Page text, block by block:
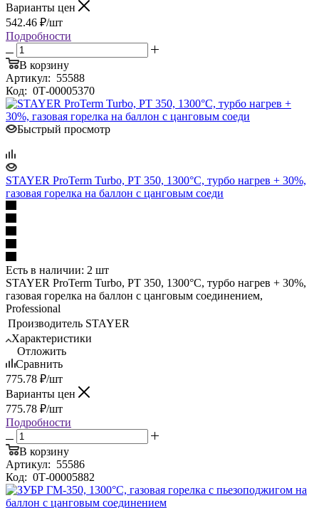
Варианты цен
542.46 ₽/шт
Подробности
В корзину
Артикул: 55588
Код: 0Т-00005370
Быстрый просмотр
STAYER ProTerm Turbo, PT 350, 1300°C, турбо нагрев + 30%,
газовая горелка на баллон с цанговым соеди
Есть в наличии: 2 шт
STAYER ProTerm Turbo, PT 350, 1300°C, турбо нагрев + 30%,
газовая горелка на баллон с цанговым соединением,
Professional
Производитель STAYER
Характеристики
Отложить
Сравнить
775.78 ₽/шт
Варианты цен
775.78 ₽/шт
Подробности
В корзину
Артикул: 55586
Код: 0Т-00005882